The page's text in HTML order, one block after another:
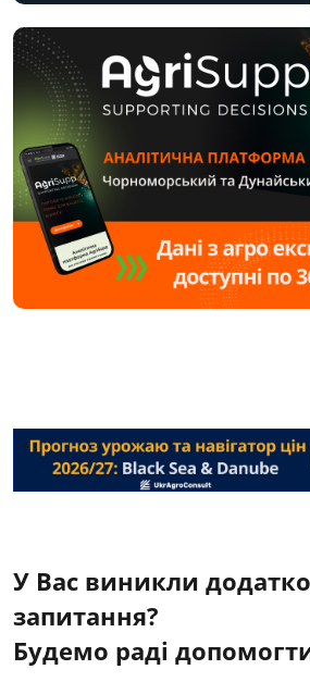
У Вас виникли
запитання?
Будемо раді